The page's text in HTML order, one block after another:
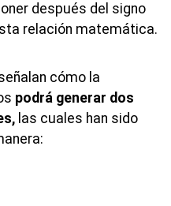
después del signo
relación matemática.
cómo la
podrá generar dos
las cuales han sido